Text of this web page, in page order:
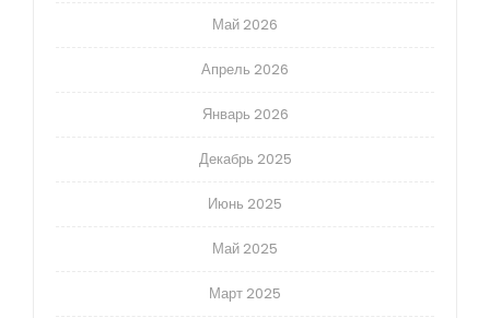
Май 2026
Апрель 2026
Январь 2026
Декабрь 2025
Июнь 2025
Май 2025
Март 2025